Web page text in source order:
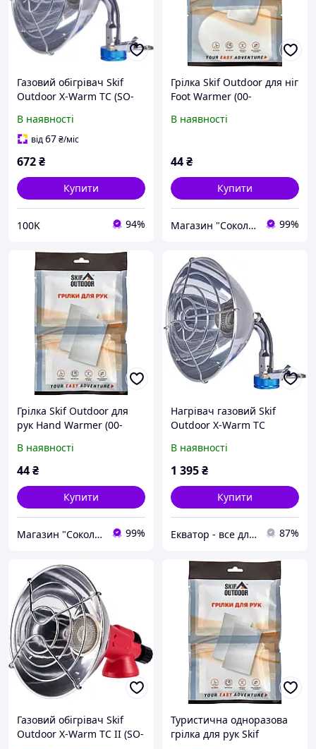
Газовий обігрівач Skif
Outdoor X-Warm TC (SO-
теплопродуктивністю та
низькою витратою
В наявності
від67₴/міс
672₴
Купити
100K 94%
Грілка Skif Outdoor для ніг
Foot Warmer (00-
В наявності
44₴
Купити
Магазин "Сокол". Зброя та рибальство. 99%
Грілка Skif Outdoor для
рук Hand Warmer (00-
В наявності
44₴
Купити
Магазин "Сокол". Зброя та рибальство. 99%
Нагрівач газовий Skif
Outdoor X-Warm TC
В наявності
1 395₴
Купити
Екватор - все для риболовлі, туризму та активного відпочинку 87%
Газовий обігрівач Skif
Outdoor X-Warm TC II (SO-
Туристична одноразова
грілка для рук Skif